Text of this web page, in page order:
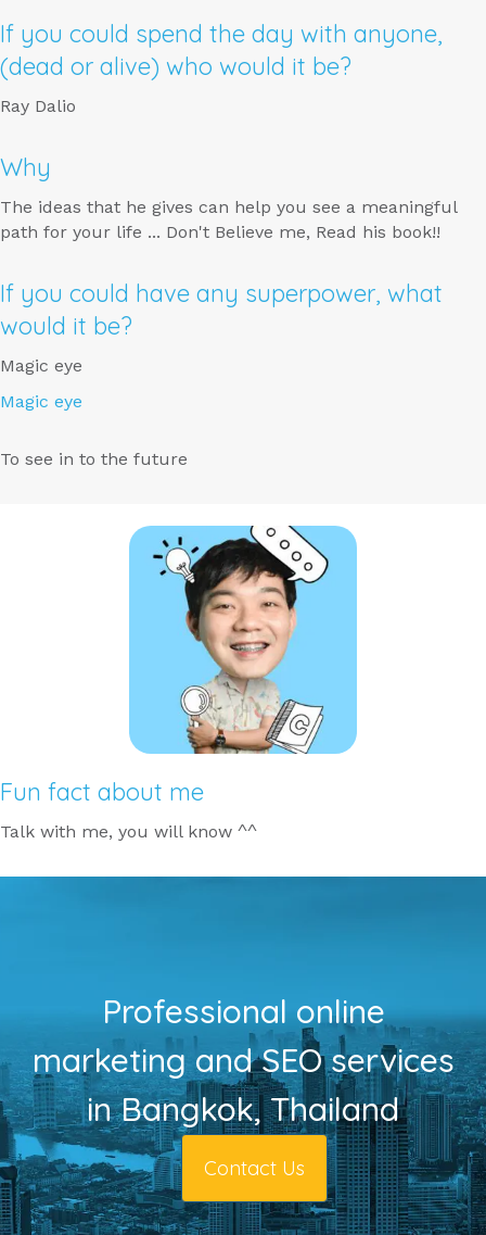
If you could spend the day with anyone,
(dead or alive) who would it be?
Ray Dalio
Why
The ideas that he gives can help you see a meaningful
path for your life ... Don't Believe me, Read his book!!
If you could have any superpower, what
would it be?
Magic eye
Magic eye
To see in to the future
Fun fact about me
Talk with me, you will know ^^
Professional online
marketing and SEO services
in Bangkok, Thailand
Contact Us